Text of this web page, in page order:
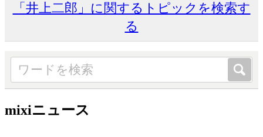
「井上二郎」に関するトピックを検索す
る
mixiニュース